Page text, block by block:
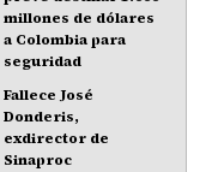
millones de dólares
a Colombia para
seguridad
Fallece José
Donderis,
exdirector de
Sinaproc